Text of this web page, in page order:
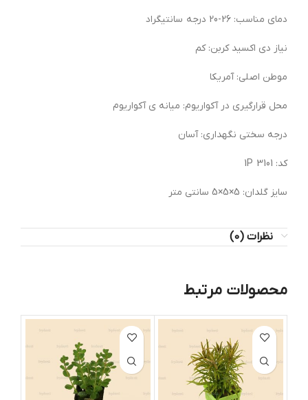
دمای مناسب: 26-20 درجه سانتیگراد
نیاز دی اکسید کربن: کم
موطن اصلی: آمریکا
محل قرارگیری در آکواریوم: میانه ی آکواریوم
درجه سختی نگهداری: آسان
کد: 3101 1P
سایز گلدان: 5×5×5 سانتی متر
نظرات (0)
محصولات مرتبط